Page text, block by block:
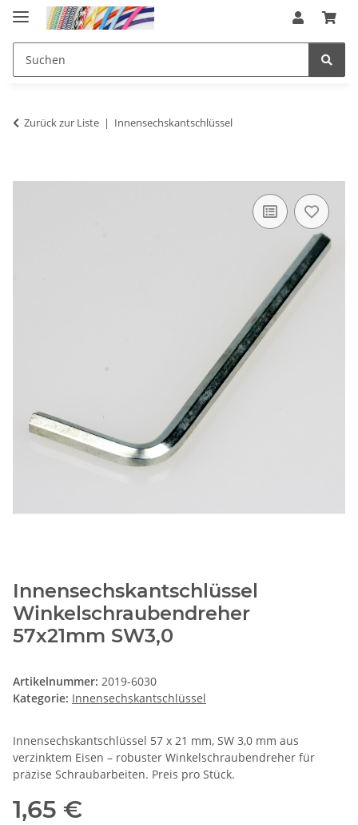
Zurück zur Liste Innensechskantschlüssel
Innensechskantschlüssel
Winkelschraubendreher
57x21mm SW3,0
Artikelnummer: 2019-6030
Kategorie: Innensechskantschlüssel
Innensechskantschlüssel 57 x 21 mm, SW 3,0 mm aus
verzinktem Eisen – robuster Winkelschraubendreher für
präzise Schraubarbeiten. Preis pro Stück.
1,65 €